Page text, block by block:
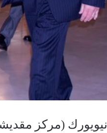
نيويورك (مركز